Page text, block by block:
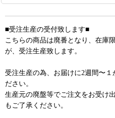
■受注生産の受付致します■
こちらの商品は廃番となり、在庫
が、受注生産致します。
受注生産の為、お届けに2週間〜
ださい。
生産元の廃盤等でご注文をお受け
もご了承ください。